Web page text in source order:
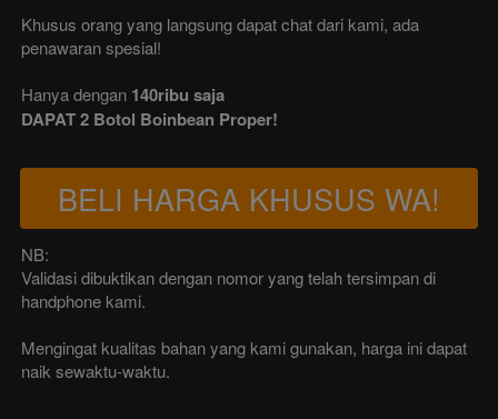
Khusus orang yang langsung dapat chat dari kami, ada
penawaran spesial!
Hanya dengan 140ribu saja
DAPAT 2 Botol Boinbean Proper!
`
BELI HARGA KHUSUS WA!
NB:
Validasi dibuktikan dengan nomor yang telah tersimpan di
handphone kami.
Mengingat kualitas bahan yang kami gunakan, harga ini dapat
naik sewaktu-waktu.